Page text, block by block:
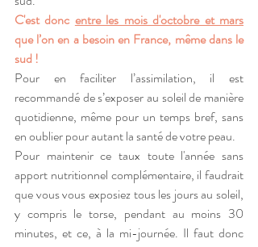
C'est donc entre les mois d'octobre et mars
que l’on en a besoin en France, même dans le
sud !
Pour en faciliter l’assimilation, il est
recommandé de s’exposer au soleil de manière
quotidienne, même pour un temps bref, sans
en oublier pour autant la santé de votre peau.
Pour maintenir ce taux toute l'année sans
apport nutritionnel complémentaire, il faudrait
que vous vous exposiez tous les jours au soleil,
y compris le torse, pendant au moins 30
minutes, et ce, à la mi-journée. Il faut donc